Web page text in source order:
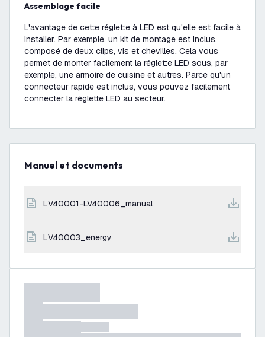
Assemblage facile
L'avantage de cette réglette à LED est qu'elle est facile à
installer. Par exemple, un kit de montage est inclus,
composé de deux clips, vis et chevilles. Cela vous
permet de monter facilement la réglette LED sous, par
exemple, une armoire de cuisine et autres. Parce qu'un
connecteur rapide est inclus, vous pouvez facilement
connecter la réglette LED au secteur.
Manuel et documents
LV40001-LV40006_manual
LV40003_energy